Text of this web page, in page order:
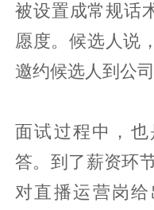
被设置成常规话
愿度。候选人说
邀约候选人到公司
面试过程中，
答。到了薪资环
对直播运营岗